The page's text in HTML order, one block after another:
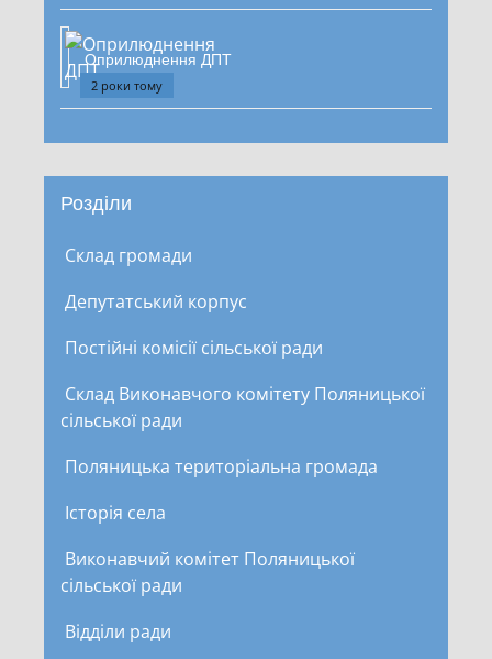
Оприлюднення ДПТ
2 роки тому
Розділи
Склад громади
Депутатський корпус
Постійні комісії сільської ради
Склад Виконавчого комітету Поляницької
сільської ради
Поляницька територіальна громада
Історія села
Виконавчий комітет Поляницької
сільської ради
Відділи ради